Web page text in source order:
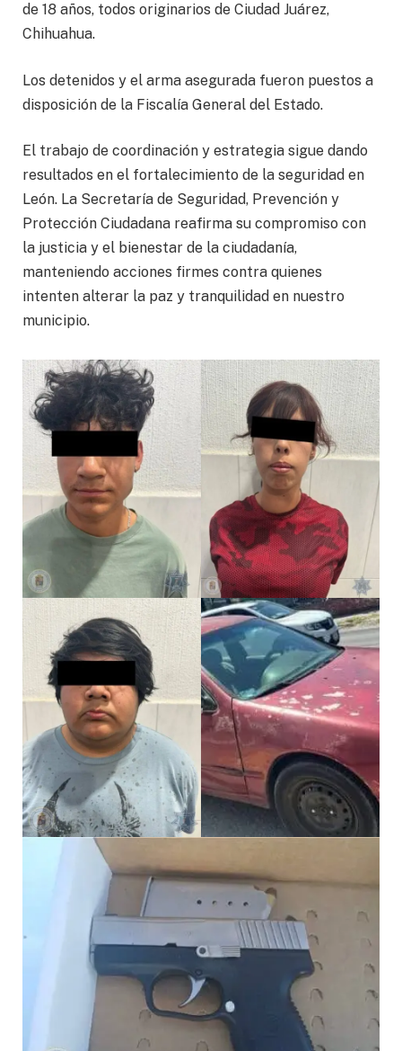
de 18 años, todos originarios de Ciudad Juárez,
Chihuahua.
Los detenidos y el arma asegurada fueron puestos a
disposición de la Fiscalía General del Estado.
El trabajo de coordinación y estrategia sigue dando
resultados en el fortalecimiento de la seguridad en
León. La Secretaría de Seguridad, Prevención y
Protección Ciudadana reafirma su compromiso con
la justicia y el bienestar de la ciudadanía,
manteniendo acciones firmes contra quienes
intenten alterar la paz y tranquilidad en nuestro
municipio.